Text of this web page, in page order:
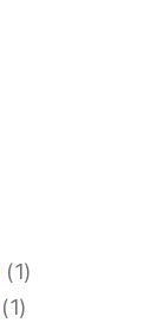
(1)
(1)